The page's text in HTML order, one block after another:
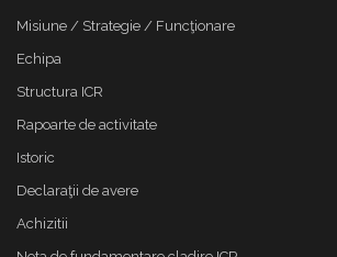
Misiune / Strategie / Funcţionare
Echipa
Structura ICR
Rapoarte de activitate
Istoric
Declaraţii de avere
Achizitii